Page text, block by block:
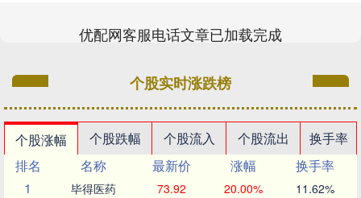
优配网客服电话文章已加载完成
个股实时涨跌榜
个股涨幅 个股跌幅 个股流入 个股流出
换手率
排名
名称 最新价 涨幅
换手率
1
毕得医药 73.92 20.00% 11.62%